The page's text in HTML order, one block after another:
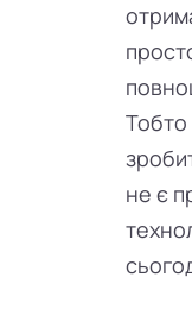
Тобто
не є